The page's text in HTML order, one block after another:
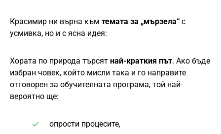
Красимир ни върна към темата за „мързела“ с
усмивка, но и с ясна идея:
Хората по природа търсят най-краткия път. Ако бъде
избран човек, който мисли така и го направите
отговорен за обучителната програма, той най-
вероятно ще:
опрости процесите,